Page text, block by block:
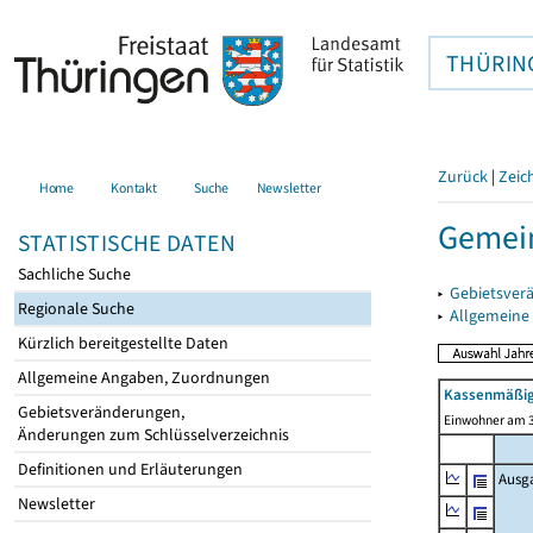
Home Kontakt Suche Newsletter
STATISTISCHE DATEN
Sachliche Suche
Regionale Suche
Kürzlich bereitgestellte Daten
Allgemeine Angaben, Zuordnungen
Gebietsveränderungen,
Änderungen zum Schlüsselverzeichnis
Definitionen und Erläuterungen
Newsletter
Zurück |
▸
▸
Einwohner am